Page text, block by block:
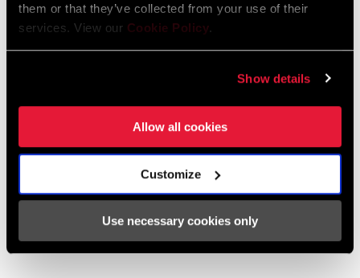
them or that they’ve collected from your use of their
services. View our Cookie Policy.
Show details
Allow all cookies
Customize
Use necessary cookies only
95-4018-009-100 Safety Instructions
Suspension EEU
Garantía SRAM
Garantía SRAM y ZIPP